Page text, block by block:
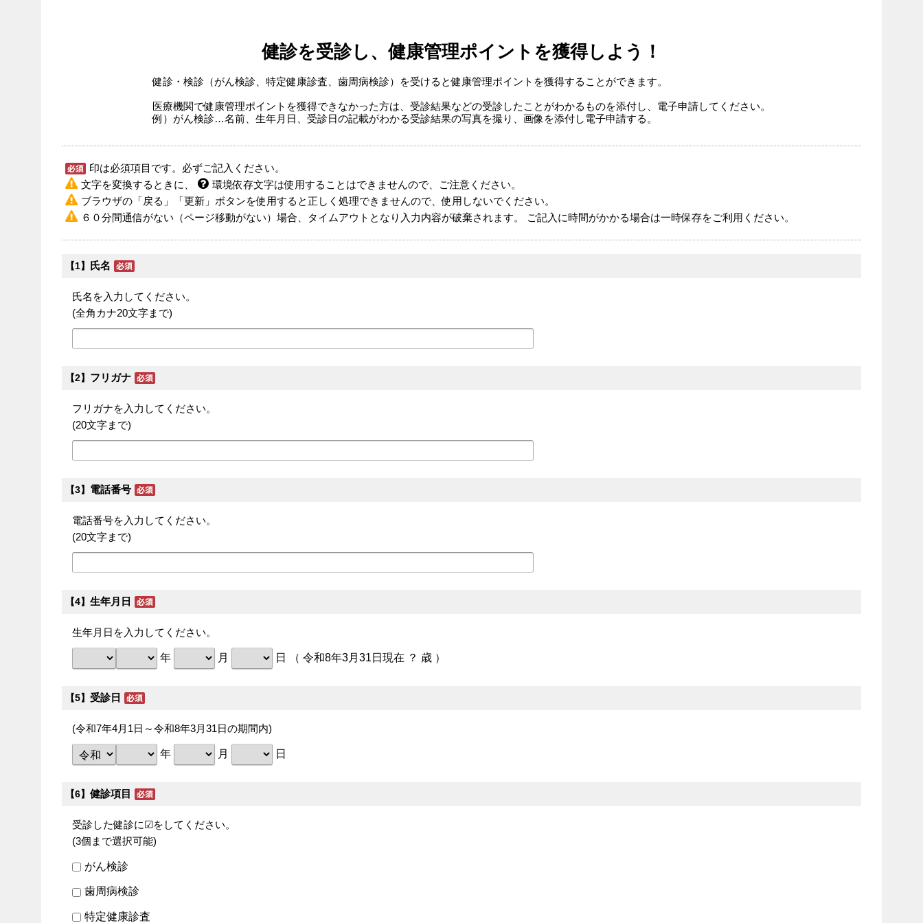
健診を受診し、健康管理ポイントを獲得しよう！
健診・検診（がん検診、特定健康診査、歯周病検診）を受けると健康管理ポイントを獲得することができます。
医療機関で健康管理ポイントを獲得できなかった方は、受診結果などの受診したことがわかるものを添付し、電子申請してください。
例）がん検診…名前、生年月日、受診日の記載がわかる受診結果の写真を撮り、画像を添付し電子申請する。
印は必須項目です。必ずご記入ください。
文字を変換するときに、
環境依存文字は使用することはできませんので、ご注意ください。
ブラウザの「戻る」「更新」ボタンを使用すると正しく処理できませんので、使用しないでください。
６０分間通信がない（ページ移動がない）場合、タイムアウトとなり入力内容が破棄されます。 ご記入に時間がかかる場合は一時保存をご利用ください。
【1】 氏名
氏名を入力してください。
(全角カナ20文字まで)
【2】 フリガナ
フリガナを入力してください。
(20文字まで)
【3】 電話番号
電話番号を入力してください。
(20文字まで)
【4】 生年月日
生年月日を入力してください。
年 月 日 （ 令和8年3月31日現在 ？ 歳 ）
【5】 受診日
(令和7年4月1日～令和8年3月31日の期間内)
年 月 日
【6】 健診項目
受診した健診に☑をしてください。
(3個まで選択可能)
がん検診
歯周病検診
特定健康診査